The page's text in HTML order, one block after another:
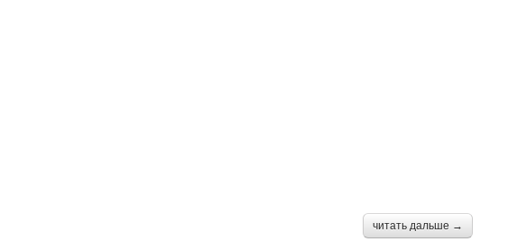
читать дальше →